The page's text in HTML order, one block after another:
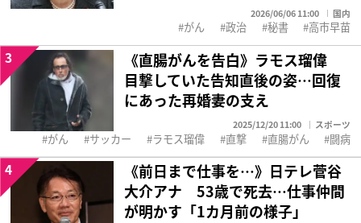
2026/06/06 11:00 国内
がん 政治 秘書 高市早苗
《直腸がんを告白》ラモス瑠偉
目撃していた告知直後の姿…回復
にあった再婚妻の支え
2025/12/20 11:00 スポーツ
3
がん サッカー ラモス瑠偉 直撃 直腸がん 闘病
《前日まで仕事を…》日テレ菅谷
大介アナ 53歳で死去…仕事仲間
が明かす「1カ月前の様子」
4